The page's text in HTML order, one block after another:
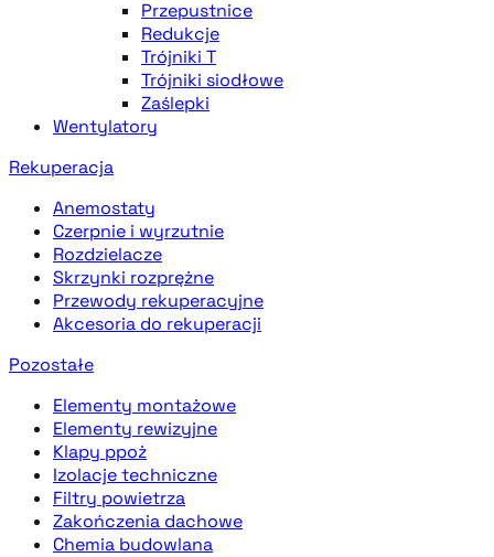
Przepustnice
Redukcje
Trójniki T
Trójniki siodłowe
Zaślepki
Wentylatory
Rekuperacja
Anemostaty
Czerpnie i wyrzutnie
Rozdzielacze
Skrzynki rozprężne
Przewody rekuperacyjne
Akcesoria do rekuperacji
Pozostałe
Elementy montażowe
Elementy rewizyjne
Klapy ppoż
Izolacje techniczne
Filtry powietrza
Zakończenia dachowe
Chemia budowlana